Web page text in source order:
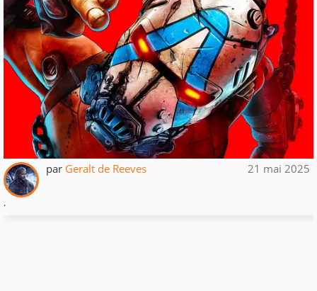
par Geralt de Reeves 21 mai 2025
.